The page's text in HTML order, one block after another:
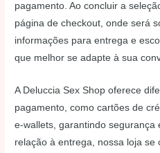
pagamento. Ao concluir a
página de checkout, onde será
informações para entrega e
que melhor se adapte à sua
A Deluccia Sex Shop oferece
pagamento, como cartões de
e-wallets, garantindo segurança
relação à entrega, nossa loja se